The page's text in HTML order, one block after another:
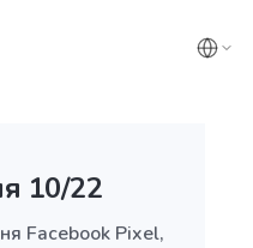
10/22
Facebook Pixel,